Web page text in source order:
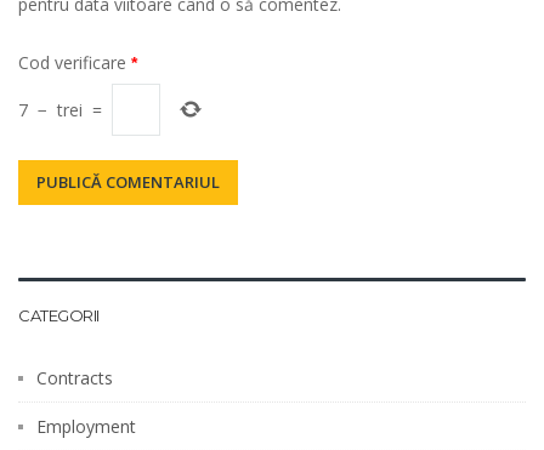
Cod verificare *
7 − trei =
CATEGORII
Contracts
Employment